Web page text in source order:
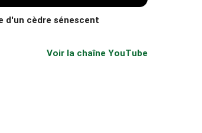
d'un cèdre sénescent
Voir la chaîne YouTube